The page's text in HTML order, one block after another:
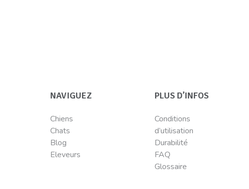
NAVIGUEZ
Chiens
Chats
Blog
Eleveurs
PLUS D’INFOS
Conditions
d’utilisation
Durabilité
FAQ
Glossaire